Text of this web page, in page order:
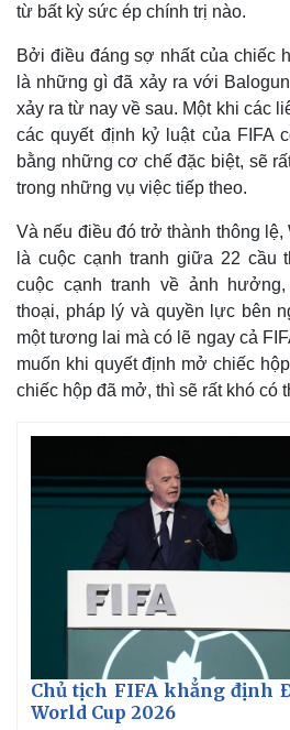
từ bất kỳ sức ép chính trị nào.
Bởi điều đáng sợ nhất của chiếc
là những gì đã xảy ra với
xảy ra từ nay về sau. Một khi các
các quyết định kỷ luật của FIFA
bằng những cơ chế đặc biệt, sẽ
trong những vụ việc tiếp theo.
Và nếu điều đó trở thành thông
là cuộc cạnh tranh giữa 22 cầu
cuộc cạnh tranh về ảnh
thoại, pháp lý và quyền lực bên
một tương lai mà có lẽ ngay cả
muốn khi quyết định mở chiếc
chiếc hộp đã mở, thì sẽ rất khó có
Chủ tịch FIFA khẳng định
World Cup 2026